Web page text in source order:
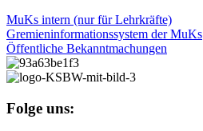
MuKs intern (nur für Lehrkräfte)
Gremieninformationssystem der MuKs
Öffentliche Bekanntmachungen
Folge uns: